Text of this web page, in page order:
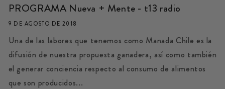
PROGRAMA Nueva + Mente - t13 radio
9 DE AGOSTO DE 2018
Una de las labores que tenemos como Manada Chile es la
difusión de nuestra propuesta ganadera, así como también
el generar conciencia respecto al consumo de alimentos
que son producidos...